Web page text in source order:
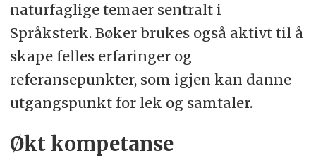
naturfaglige temaer sentralt i
Språksterk. Bøker brukes også aktivt til å
skape felles erfaringer og
referansepunkter, som igjen kan danne
utgangspunkt for lek og samtaler.
Økt kompetanse